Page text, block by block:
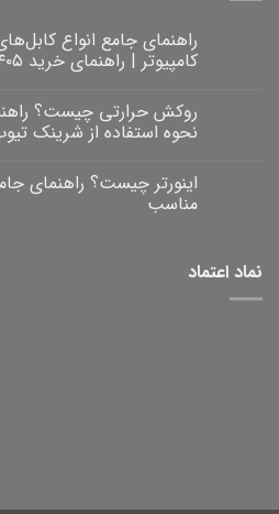
راهنمای جامع انواع
کامپیوتر | راهنمای خرید ۱۴۰۵
برای
راهنمای
جامع
صوتی،
تصویری
و
خرید
۱۴۰۵
ثبت
نشده
روکش حرارتی چیست؟
نحوه استفاده از شرینک
برای
روکش
حرارتی
انواع،
کاربردها
ثبت
نشده
اینورتر چیست؟ راهنمای
مناسب
اینورتر
چیست؟
نشده
نماد اعتماد